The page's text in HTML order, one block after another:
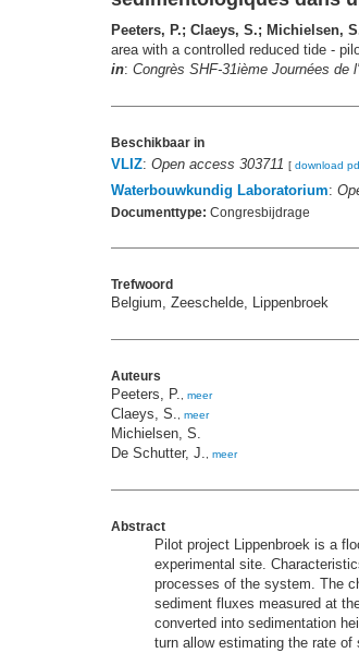
Peeters, P.; Claeys, S.; Michielsen,
area with a controlled reduced tide -
in: Congrès SHF-31ième Journées
Beschikbaar in
VLIZ: Open access 303711 [ download
Waterbouwkundig Laboratorium:
Documenttype: Congresbijdrage
Trefwoord
Belgium, Zeeschelde, Lippenbroek
Auteurs
Peeters, P., meer
Claeys, S., meer
Michielsen, S.
De Schutter, J., meer
Abstract
Pilot project Lippenbroek is a
experimental site.
processes of the system. The
sediment fluxes measured at
converted into sedimentation
turn allow estimating the rate